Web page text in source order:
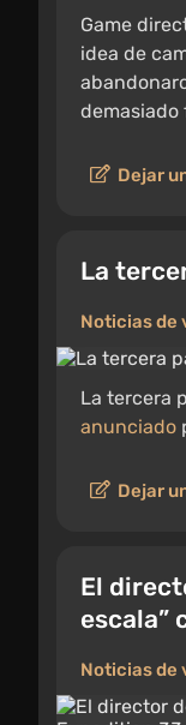
Game
idea de
demasiado
Dejar
La
Noticias de
La tercera
anunciado
Dejar
El
escala”
Noticias de